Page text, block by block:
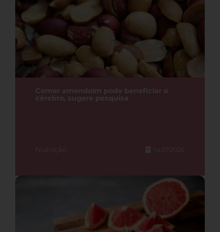
Comer amendoim pode beneficiar o
cérebro, sugere pesquisa
Nutrição 14.07.2026